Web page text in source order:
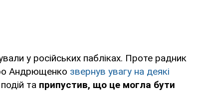
у російських пабліках. Проте радник
Андрющенко звернув увагу на деякі
та припустив, що це могла бути